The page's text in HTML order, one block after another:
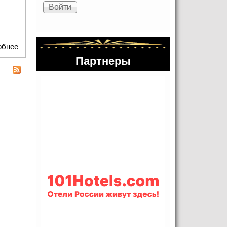
о Китайские сказки от мамы Марии Захаровой
Партнеры